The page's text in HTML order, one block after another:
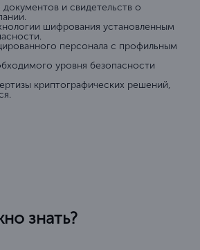
документов и свидетельств о
шифрования установленным
персонала с профильным
уровня безопасности
криптографических решений,
знать?